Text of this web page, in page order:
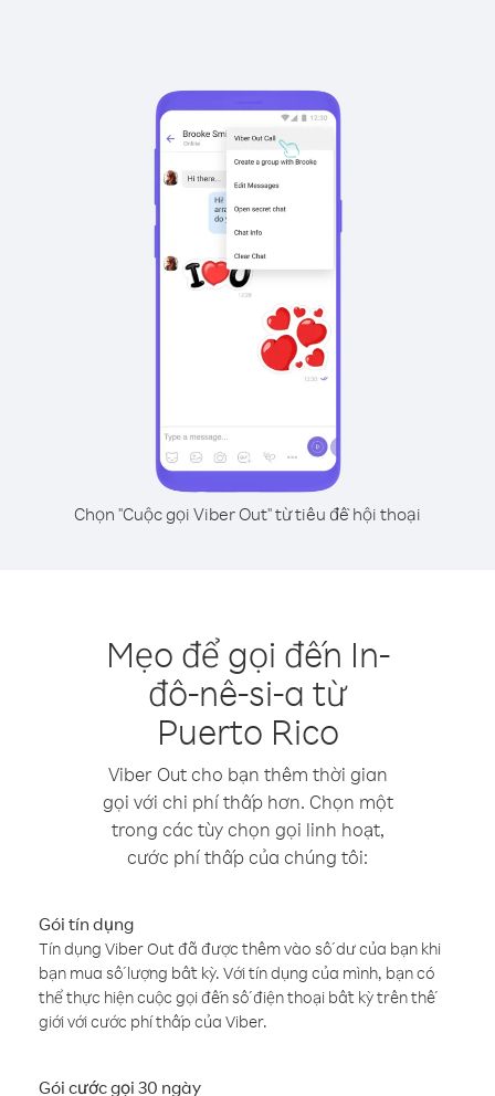
Chọn "Cuộc gọi Viber Out" từ tiêu đề hội thoại
Mẹo để gọi đến In-
đô-nê-si-a từ
Puerto Rico
Viber Out cho bạn thêm thời gian
gọi với chi phí thấp hơn. Chọn một
trong các tùy chọn gọi linh hoạt,
cước phí thấp của chúng tôi:
Gói tín dụng
Tín dụng Viber Out đã được thêm vào số dư của bạn khi
bạn mua số lượng bất kỳ. Với tín dụng của mình, bạn có
thể thực hiện cuộc gọi đến số điện thoại bất kỳ trên thế
giới với cước phí thấp của Viber.
Gói cước gọi 30 ngày